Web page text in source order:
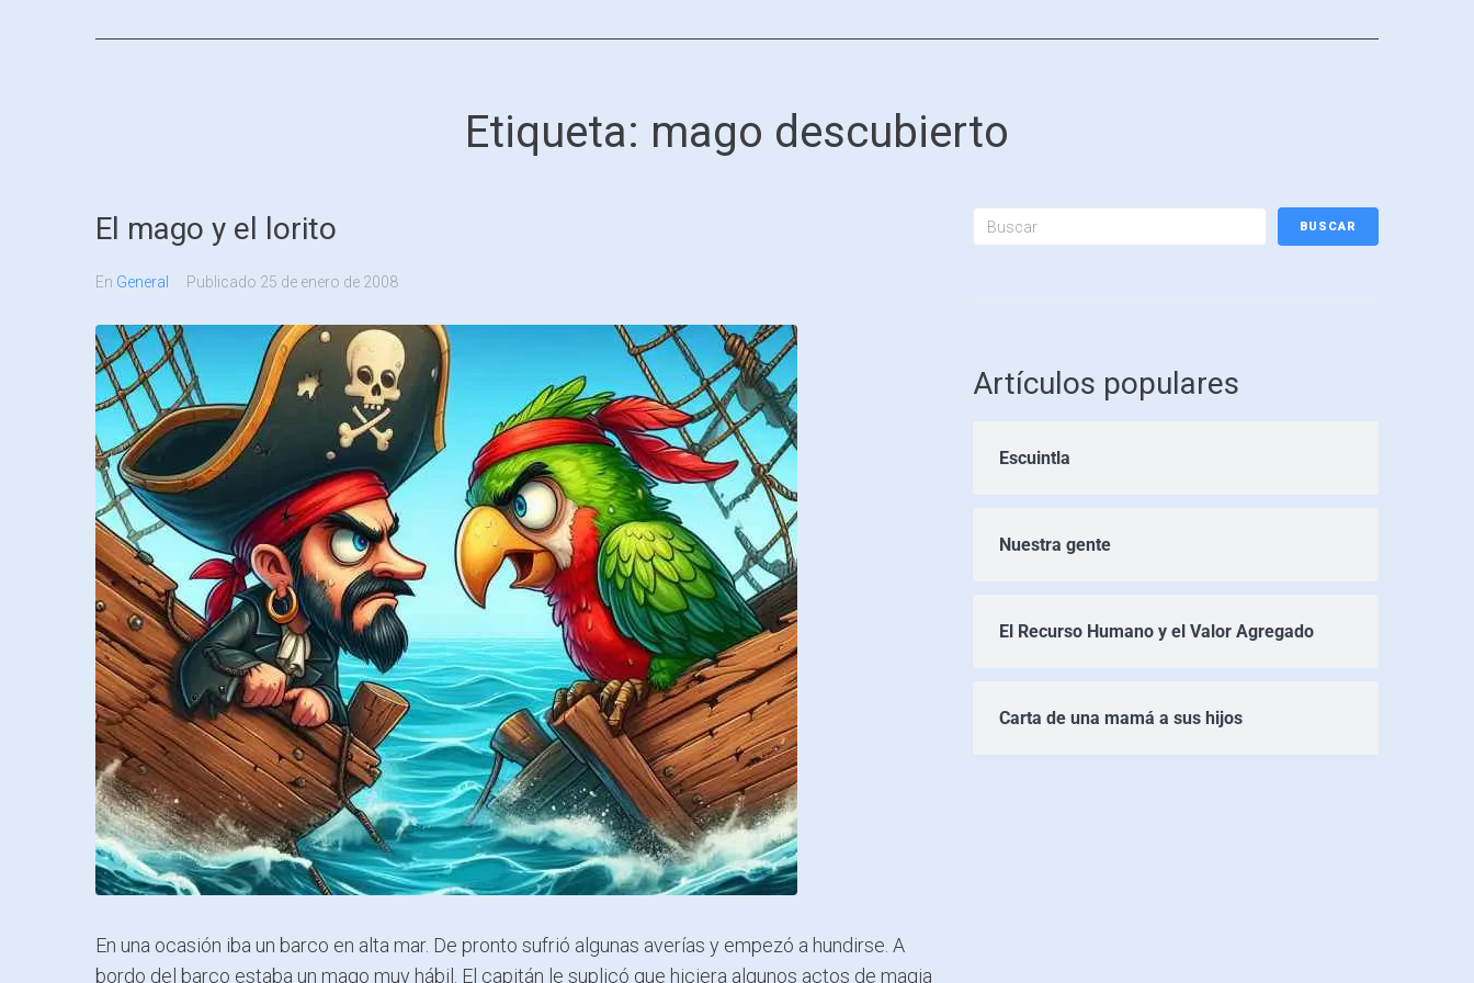
Etiqueta: mago descubierto
El mago y el lorito
En General Publicado 25 de enero de 2008
En una ocasión iba un barco en alta mar. De pronto sufrió algunas averías y empezó a hundirse. A
bordo del barco estaba un mago muy hábil. El capitán le suplicó que hiciera algunos actos de magia
BUSCAR
Artículos populares
Escuintla
Nuestra gente
El Recurso Humano y el Valor Agregado
Carta de una mamá a sus hijos